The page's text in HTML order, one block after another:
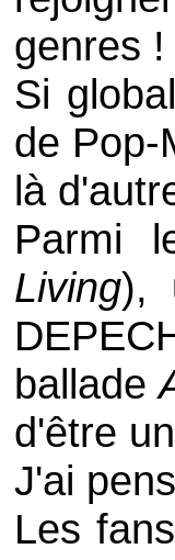
genres !
Si
de Pop-
là
Parmi
Living),
ballade
d'être
J'ai
Les